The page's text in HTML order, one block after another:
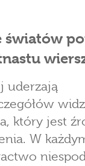
światów
uderzają
który jest
W